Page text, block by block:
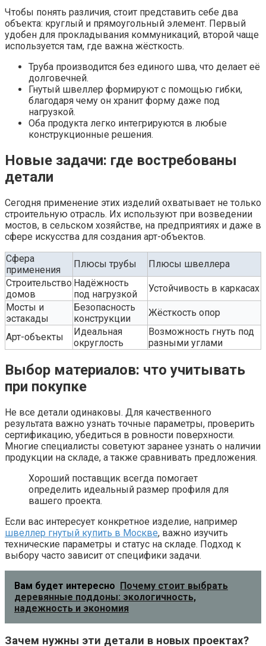
Чтобы понять различия, стоит представить себе два
объекта: круглый и прямоугольный элемент. Первый
удобен для прокладывания коммуникаций, второй чаще
используется там, где важна жёсткость.
Труба производится без единого шва, что делает её
долговечней.
Гнутый швеллер формируют с помощью гибки,
благодаря чему он хранит форму даже под
нагрузкой.
Оба продукта легко интегрируются в любые
конструкционные решения.
Новые задачи: где востребованы
детали
Сегодня применение этих изделий охватывает не только
строительную отрасль. Их используют при возведении
мостов, в сельском хозяйстве, на предприятиях и даже в
сфере искусства для создания арт-объектов.
Сфера
применения
Плюсы трубы
Плюсы швеллера
Строительство
домов
Надёжность
под нагрузкой
Устойчивость в каркасах
Мосты и
эстакады
Безопасность
конструкции
Жёсткость опор
Арт-объекты
Идеальная
округлость
Возможность гнуть под
разными углами
Выбор материалов: что учитывать
при покупке
Не все детали одинаковы. Для качественного
результата важно узнать точные параметры, проверить
сертификацию, убедиться в ровности поверхности.
Многие специалисты советуют заранее узнать о наличии
продукции на складе, а также сравнивать предложения.
Хороший поставщик всегда помогает
определить идеальный размер профиля для
вашего проекта.
Если вас интересует конкретное изделие, например
швеллер гнутый купить в Москве, важно изучить
технические параметры и статус на складе. Подход к
выбору часто зависит от специфики задачи.
Вам будет интересно Почему стоит выбрать
деревянные поддоны: экологичность,
надежность и экономия
Зачем нужны эти детали в новых проектах?